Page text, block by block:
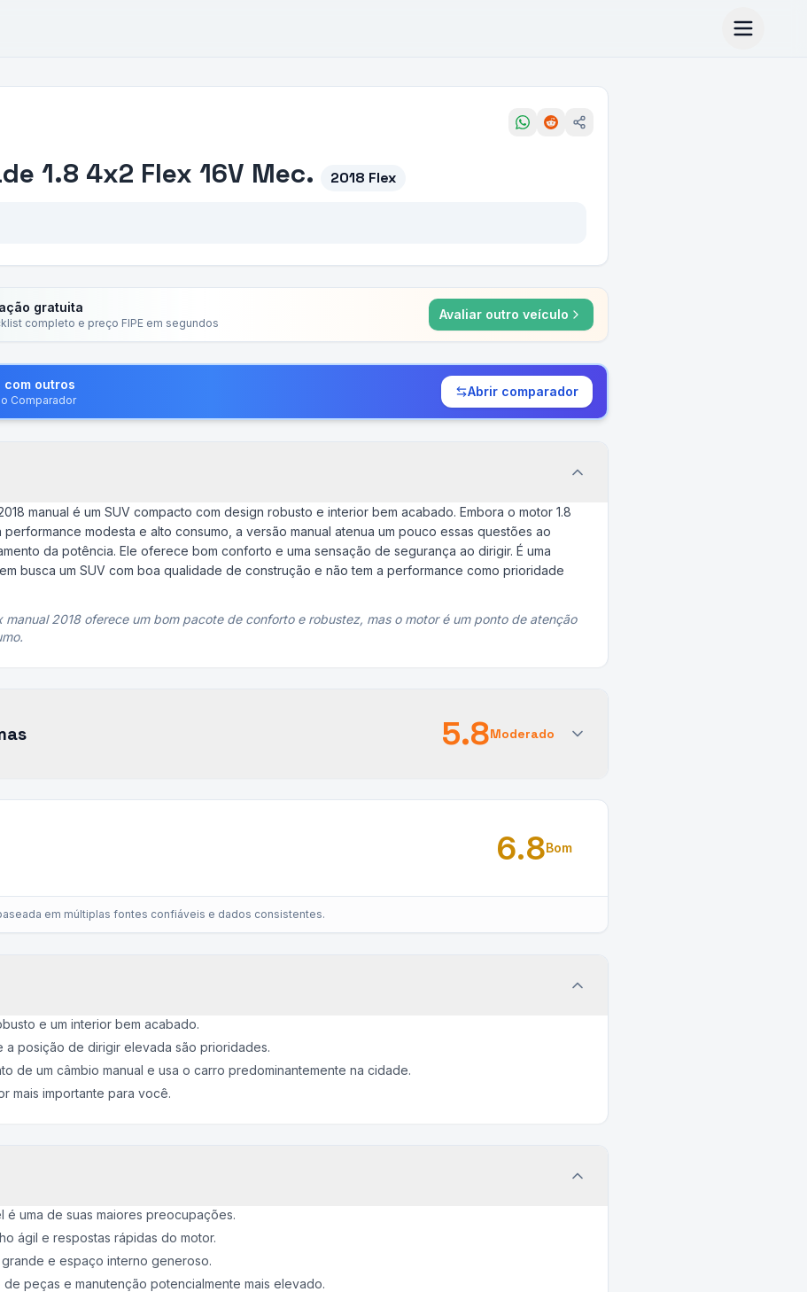
1.8 4x2 Flex 16V Mec. 2018 Flex
gratuita
completo e preço FIPE em segundos
Avaliar outro veículo
com outros
Comparador
Abrir comparador
manual é um SUV compacto com design robusto e interior bem acabado. Embora o motor 1.8
performance modesta e alto consumo, a versão manual atenua um pouco essas questões ao
da potência. Ele oferece bom conforto e uma sensação de segurança ao dirigir. É uma
busca um SUV com boa qualidade de construção e não tem a performance como prioridade
manual 2018 oferece um bom pacote de conforto e robustez, mas o motor é um ponto de atenção
5.8Moderado
6.8Bom
em múltiplas fontes confiáveis e dados consistentes.
e um interior bem acabado.
a posição de dirigir elevada são prioridades.
de um câmbio manual e usa o carro predominantemente na cidade.
mais importante para você.
é uma de suas maiores preocupações.
ágil e respostas rápidas do motor.
e espaço interno generoso.
peças e manutenção potencialmente mais elevado.